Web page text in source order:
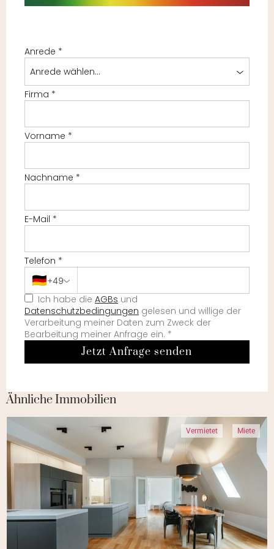
Anrede *
Anrede wählen...
Firma *
Vorname *
Nachname *
E-Mail *
Telefon *
🇩🇪+49
Ich habe die AGBs und
Datenschutzbedingungen gelesen und willige der
Verarbeitung meiner Daten zum Zweck der
Bearbeitung meiner Anfrage ein. *
Jetzt Anfrage senden
Ähnliche Immobilien
Vermietet Miete